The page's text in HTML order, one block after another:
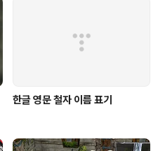
한글 영문 철자 이름 표기